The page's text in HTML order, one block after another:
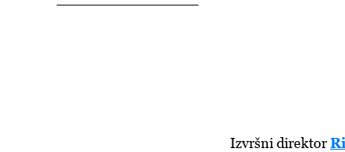
Izvršni direktor